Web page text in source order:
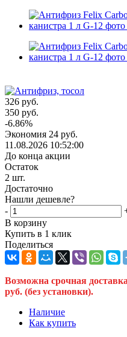
326 руб.
350 руб.
-6.86%
Экономия 24 руб.
11.08.2026 10:52:00
До конца акции
Остаток
2 шт.
Достаточно
Нашли дешевле?
-
В корзину
Купить в 1 клик
Поделиться
Возможна срочная
руб. (без установки).
Наличие
Как купить